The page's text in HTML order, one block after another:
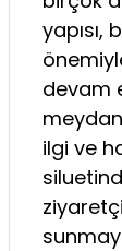
yapısı,
devam
ilgi ve